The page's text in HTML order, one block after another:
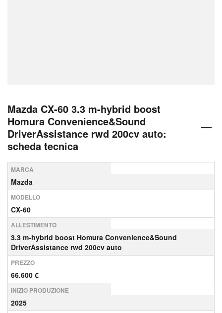
Mazda CX-60 3.3 m-hybrid boost
Homura Convenience&Sound
DriverAssistance rwd 200cv auto:
scheda tecnica
MARCA
Mazda
MODELLO
CX-60
ALLESTIMENTO
3.3 m-hybrid boost Homura Convenience&Sound
DriverAssistance rwd 200cv auto
PREZZO
66.600 €
INIZIO PRODUZIONE
2025